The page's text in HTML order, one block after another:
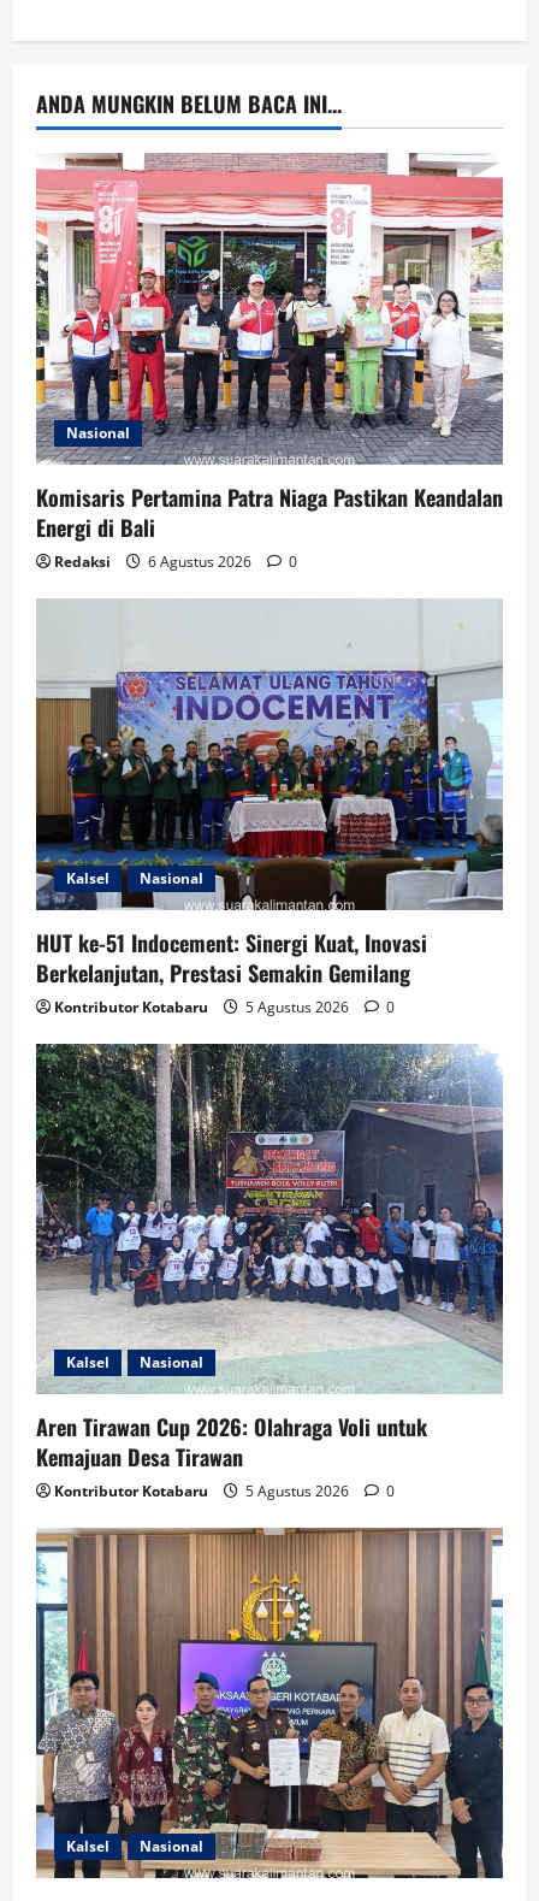
ANDA MUNGKIN BELUM BACA INI...
Nasional
Komisaris Pertamina Patra Niaga Pastikan Keandalan
Energi di Bali
Redaksi 6 Agustus 2026 0
Kalsel Nasional
HUT ke-51 Indocement: Sinergi Kuat, Inovasi
Berkelanjutan, Prestasi Semakin Gemilang
Kontributor Kotabaru 5 Agustus 2026 0
Kalsel Nasional
Aren Tirawan Cup 2026: Olahraga Voli untuk
Kemajuan Desa Tirawan
Kontributor Kotabaru 5 Agustus 2026 0
Kalsel Nasional